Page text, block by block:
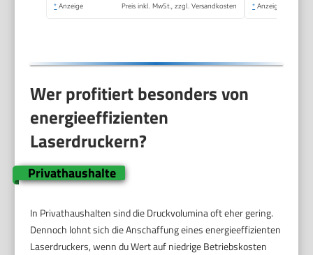
* Anzeige Preis inkl. MwSt., zzgl. Versandkosten * Anzeige
Wer profitiert besonders von
energieeffizienten
Laserdruckern?
Privathaushalte
In Privathaushalten sind die Druckvolumina oft eher gering.
Dennoch lohnt sich die Anschaffung eines energieeffizienten
Laserdruckers, wenn du Wert auf niedrige Betriebskosten